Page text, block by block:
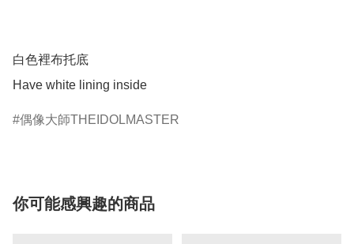
白色裡布托底
偶像大師THEIDOLMASTER
你可能感興趣的商品